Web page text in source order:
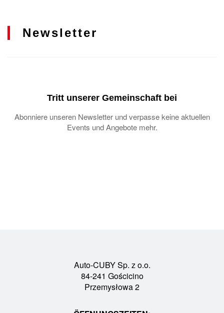
Newsletter
Tritt unserer Gemeinschaft bei
Abonniere unseren Newsletter und verpasse keine aktuellen
Events und Angebote mehr.
Auto-CUBY Sp. z o.o.
84-241 Gościcino
Przemysłowa 2